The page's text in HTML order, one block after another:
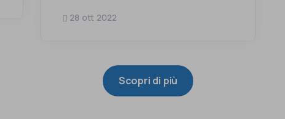
28 ott 2022
Scopri di più